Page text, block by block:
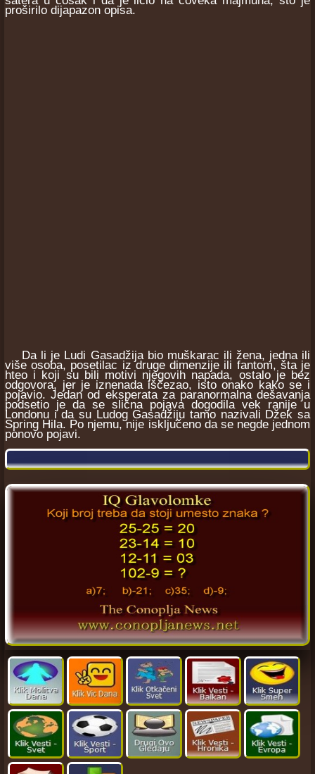
proširilo dijapazon opisa.
Da li je Ludi Gasadžija bio muškarac ili žena, jedna ili
više osoba, posetilac iz druge dimenzije ili fantom, šta je
hteo i koji su bili motivi njegovih napada, ostalo je bez
odgovora, jer je iznenada iščezao, isto onako kako se i
pojavio. Jedan od eksperata za paranormalna dešavanja
podsetio je da se slična pojava dogodila vek ranije u
Londonu i da su Ludog Gasadžiju tamo nazivali Džek sa
Spring Hila. Po njemu, nije isključeno da se negde jednom
ponovo pojavi.